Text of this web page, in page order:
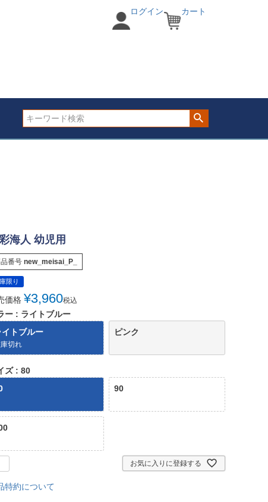
ログイン カート
海人 幼児用
番号 new_meisai_P_
限り
価格 ¥3,960税込
ー
ライトブルー
イトブルー
切れ
ピンク
ズ
80
90
お気に入りに登録する
特約について